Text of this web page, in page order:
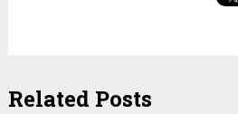
Related Posts